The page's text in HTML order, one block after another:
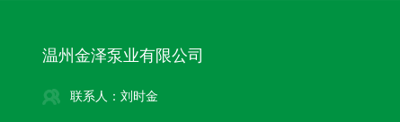
温州金泽泵业有限公司
联系人：刘时金